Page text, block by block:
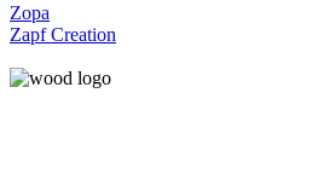
Zopa
Zapf Creation